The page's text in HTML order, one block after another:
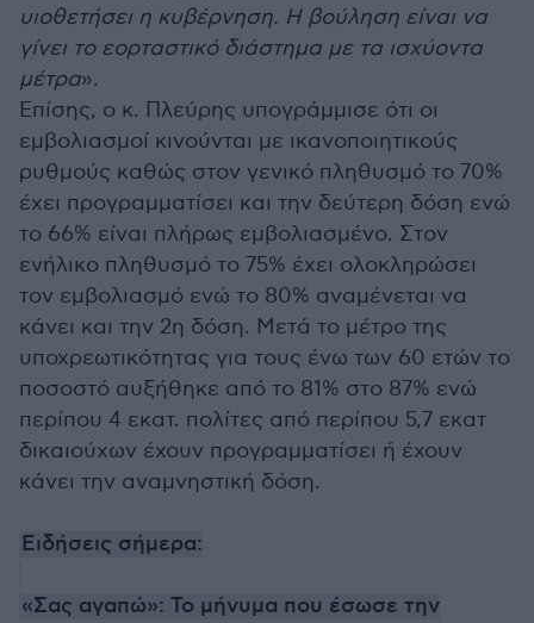
υιοθετήσει η κυβέρνηση. Η βούληση είναι να
γίνει το εορταστικό διάστημα με τα ισχύοντα
μέτρα».
Επίσης, ο κ. Πλεύρης υπογράμμισε ότι οι
εμβολιασμοί κινούνται με ικανοποιητικούς
ρυθμούς καθώς στον γενικό πληθυσμό το 70%
έχει προγραμματίσει και την δεύτερη δόση ενώ
το 66% είναι πλήρως εμβολιασμένο. Στον
ενήλικο πληθυσμό το 75% έχει ολοκληρώσει
τον εμβολιασμό ενώ το 80% αναμένεται να
κάνει και την 2η δόση. Μετά το μέτρο της
υποχρεωτικότητας για τους ένω των 60 ετών το
ποσοστό αυξήθηκε από το 81% στο 87% ενώ
περίπου 4 εκατ. πολίτες από περίπου 5,7 εκατ
δικαιούχων έχουν προγραμματίσει ή έχουν
κάνει την αναμνηστική δόση.
Ειδήσεις σήμερα:
«Σας αγαπώ»: Το μήνυμα που έσωσε την